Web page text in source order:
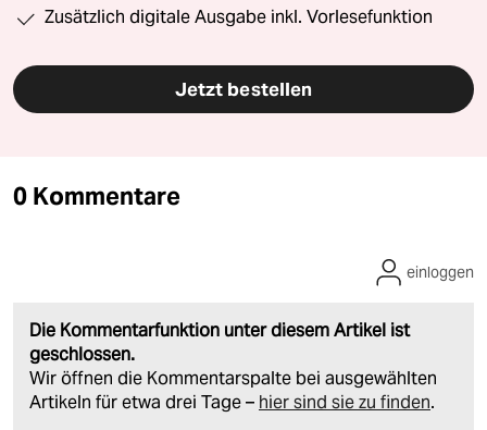
Zusätzlich digitale Ausgabe inkl. Vorlesefunktion
Jetzt bestellen
0 Kommentare
Die Kommentarfunktion unter diesem Artikel ist
geschlossen.
Wir öffnen die Kommentarspalte bei ausgewählten
Artikeln für etwa drei Tage – hier sind sie zu finden.
einloggen